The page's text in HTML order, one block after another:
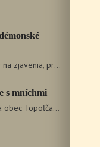
Musíme dávať pozor na zjavenia, pretože niektoré…
s mníchmi
Pravoslávna cirkevná obec Topoľčany vás pozýva…